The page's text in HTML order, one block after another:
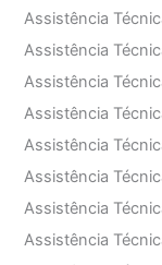
Assistência
Assistência
Assistência
Assistência
Assistência
Assistência
Assistência
Assistência